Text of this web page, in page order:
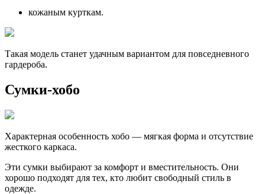
кожаным курткам.
Такая модель станет удачным вариантом для повседневного
гардероба.
Сумки-хобо
Характерная особенность хобо — мягкая форма и отсутствие
жесткого каркаса.
Эти сумки выбирают за комфорт и вместительность. Они
хорошо подходят для тех, кто любит свободный стиль в
одежде.